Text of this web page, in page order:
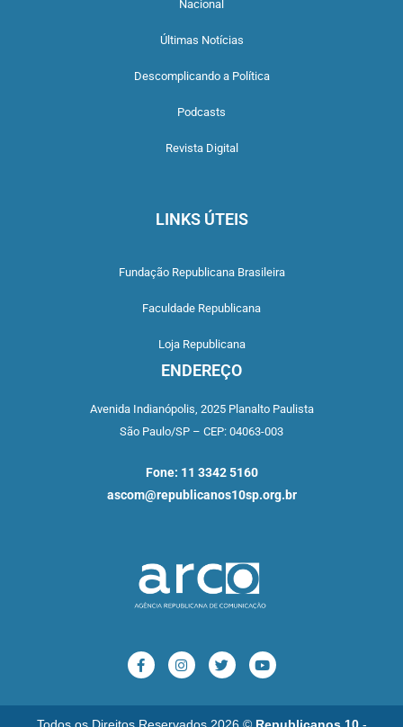
Nacional
Últimas Notícias
Descomplicando a Política
Podcasts
Revista Digital
LINKS ÚTEIS
Fundação Republicana Brasileira
Faculdade Republicana
Loja Republicana
ENDEREÇO
Avenida Indianópolis, 2025 Planalto Paulista
São Paulo/SP – CEP: 04063-003
Fone: 11 3342 5160
ascom@republicanos10sp.org.br